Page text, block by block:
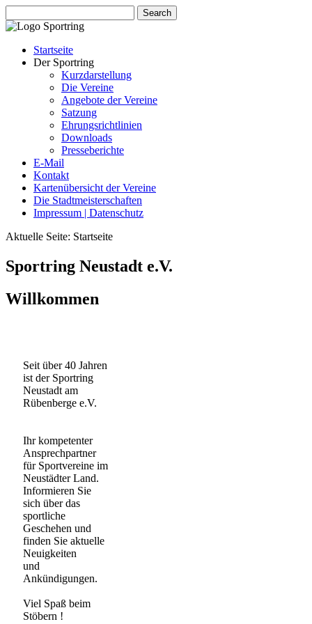
Startseite
Der Sportring
Kurzdarstellung
Die Vereine
Angebote der Vereine
Satzung
Ehrungsrichtlinien
Downloads
Presseberichte
E-Mail
Kontakt
Kartenübersicht der Vereine
Die Stadtmeisterschaften
Impressum | Datenschutz
Aktuelle Seite: Startseite
Sportring Neustadt e.V.
Willkommen
Seit über 40 Jahren
ist der Sportring
Neustadt am
Rübenberge e.V.
Ihr kompetenter
Ansprechpartner
für Sportvereine im
Neustädter Land.
Informieren Sie
sich über das
sportliche
Geschehen und
finden Sie aktuelle
Neuigkeiten
und
Ankündigungen.
Viel Spaß beim
Stöbern !